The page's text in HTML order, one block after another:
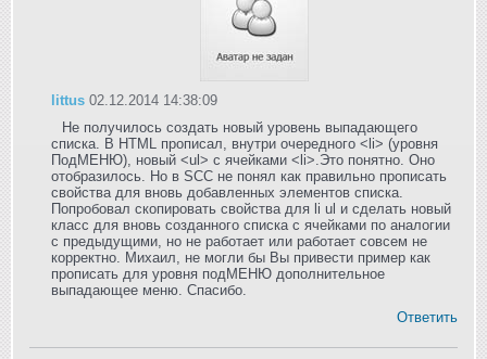
littus 02.12.2014 14:38:09
Не получилось создать новый уровень выпадающего
списка. В HTML прописал, внутри очередного <li> (уровня
ПодМЕНЮ), новый <ul> с ячейками <li>.Это понятно. Оно
отобразилось. Но в SCC не понял как правильно прописать
свойства для вновь добавленных элементов списка.
Попробовал скопировать свойства для li ul и сделать новый
класс для вновь созданного списка с ячейками по аналогии
с предыдущими, но не работает или работает совсем не
корректно. Михаил, не могли бы Вы привести пример как
прописать для уровня подМЕНЮ дополнительное
выпадающее меню. Спасибо.
Ответить